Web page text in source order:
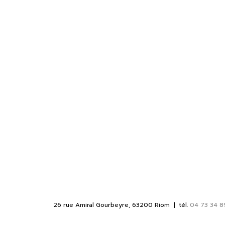
26 rue Amiral Gourbeyre, 63200 Riom | tél. 04 73 34